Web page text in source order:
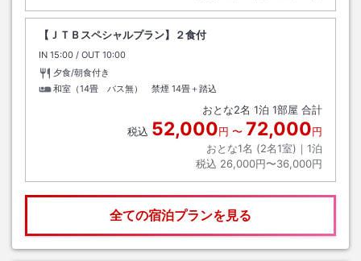
【ＪＴＢスペシャルプラン】２食付
IN チェックイン
15:00 / OUT チェックアウト
10:00
夕食/朝食付き
和室（14畳 バス無） 禁煙 14畳＋踏込
おとな2名 1泊 1部屋 合計
税込 52,000円 〜 72,000円
おとな1名 (2名1室)｜ 1泊
税込 26,000円〜36,000円
全ての宿泊プランを見る